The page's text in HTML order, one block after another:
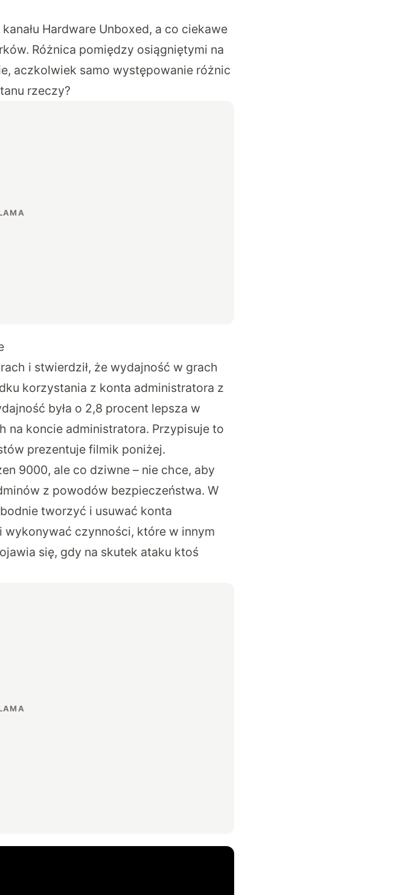
Hardware Unboxed, a co ciekawe
Różnica pomiędzy osiągniętymi na
aczkolwiek samo występowanie różnic
rzeczy?
i stwierdził, że wydajność w grach
korzystania z konta administratora z
była o 2,8 procent lepsza w
na koncie administratora. Przypisuje to
prezentuje filmik poniżej.
9000, ale co dziwne – nie chce, aby
z powodów bezpieczeństwa. W
tworzyć i usuwać konta
wykonywać czynności, które w innym
się, gdy na skutek ataku ktoś